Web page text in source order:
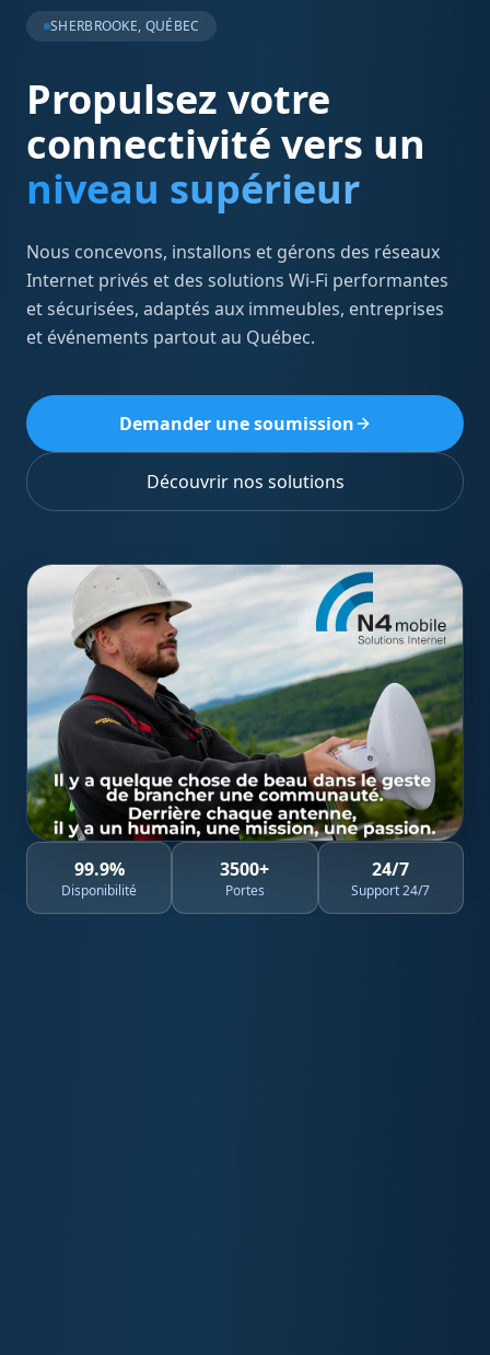
SHERBROOKE, QUÉBEC
Propulsez votre
connectivité vers un
niveau supérieur
Nous concevons, installons et gérons des réseaux
Internet privés et des solutions Wi-Fi performantes
et sécurisées, adaptés aux immeubles, entreprises
et événements partout au Québec.
Demander une soumission
Découvrir nos solutions
99.9%
Disponibilité
3500+
Portes
24/7
Support 24/7